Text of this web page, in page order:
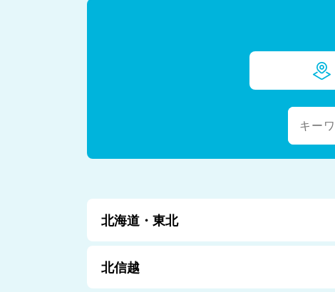
北海道・東北
北信越